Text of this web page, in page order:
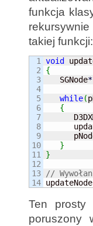
funkcja
takiej funkcji:
1
2
3
4
5
6
7
8
9
10
11
12
13
void
{
SGNode*
while(
{
}
}
//
Ten prosty
poruszony